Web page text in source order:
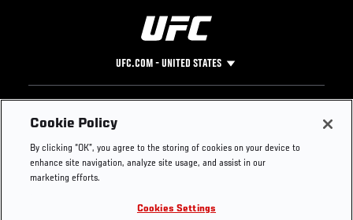
UFC.COM - UNITED STATES
Footer
UFC
UFC Foundation
UFC Careers
Instagram
YouTube
Press
Cookie Policy
By clicking “OK”, you agree to the storing of cookies on your device to
enhance site navigation, analyze site usage, and assist in our
marketing efforts.
Cookies Settings